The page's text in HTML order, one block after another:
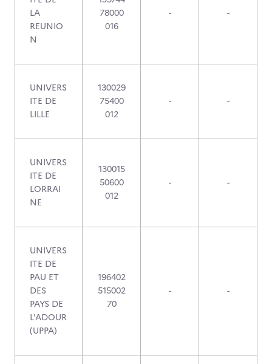
LA
REUNIO
N
78000
016
- -
UNIVERS
ITE DE
LILLE
130029
75400
012
- -
UNIVERS
ITE DE
LORRAI
NE
130015
50600
012
- -
UNIVERS
ITE DE
PAU ET
DES
PAYS DE
L'ADOUR
(UPPA)
196402
515002
70
- -